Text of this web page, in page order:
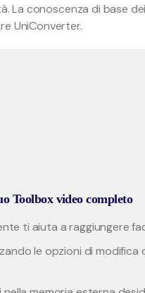
La conoscenza di base
UniConverter.
Toolbox video completo
ti aiuta a raggiungere
le opzioni di